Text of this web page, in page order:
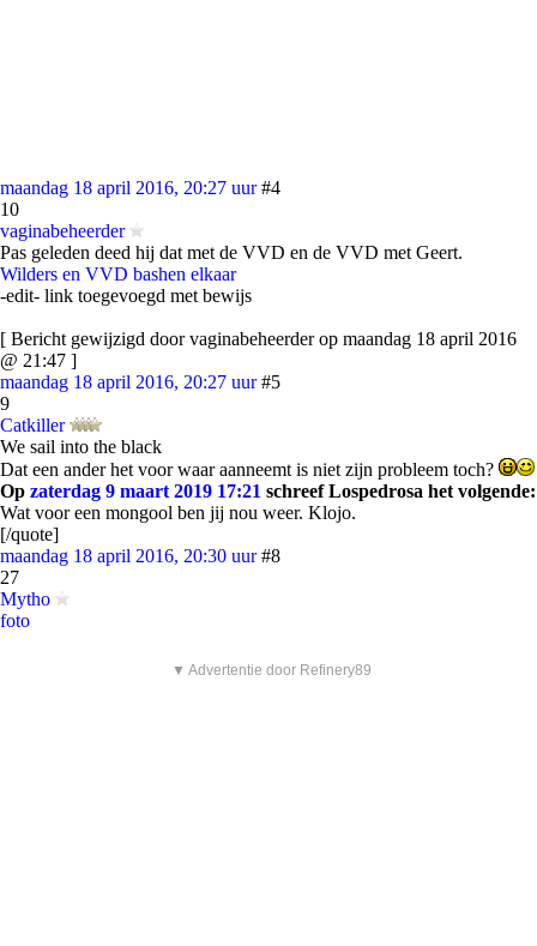
maandag 18 april 2016, 20:27 uur #4
10
vaginabeheerder
Pas geleden deed hij dat met de VVD en de VVD met Geert.
Wilders en VVD bashen elkaar
-edit- link toegevoegd met bewijs
[ Bericht gewijzigd door vaginabeheerder op maandag 18 april 2016
@ 21:47 ]
maandag 18 april 2016, 20:27 uur #5
9
Catkiller
We sail into the black
Dat een ander het voor waar aanneemt is niet zijn probleem toch?
Op zaterdag 9 maart 2019 17:21 schreef Lospedrosa het volgende:
Wat voor een mongool ben jij nou weer. Klojo.
[/quote]
maandag 18 april 2016, 20:30 uur #8
27
Mytho
foto
▼ Advertentie door Refinery89